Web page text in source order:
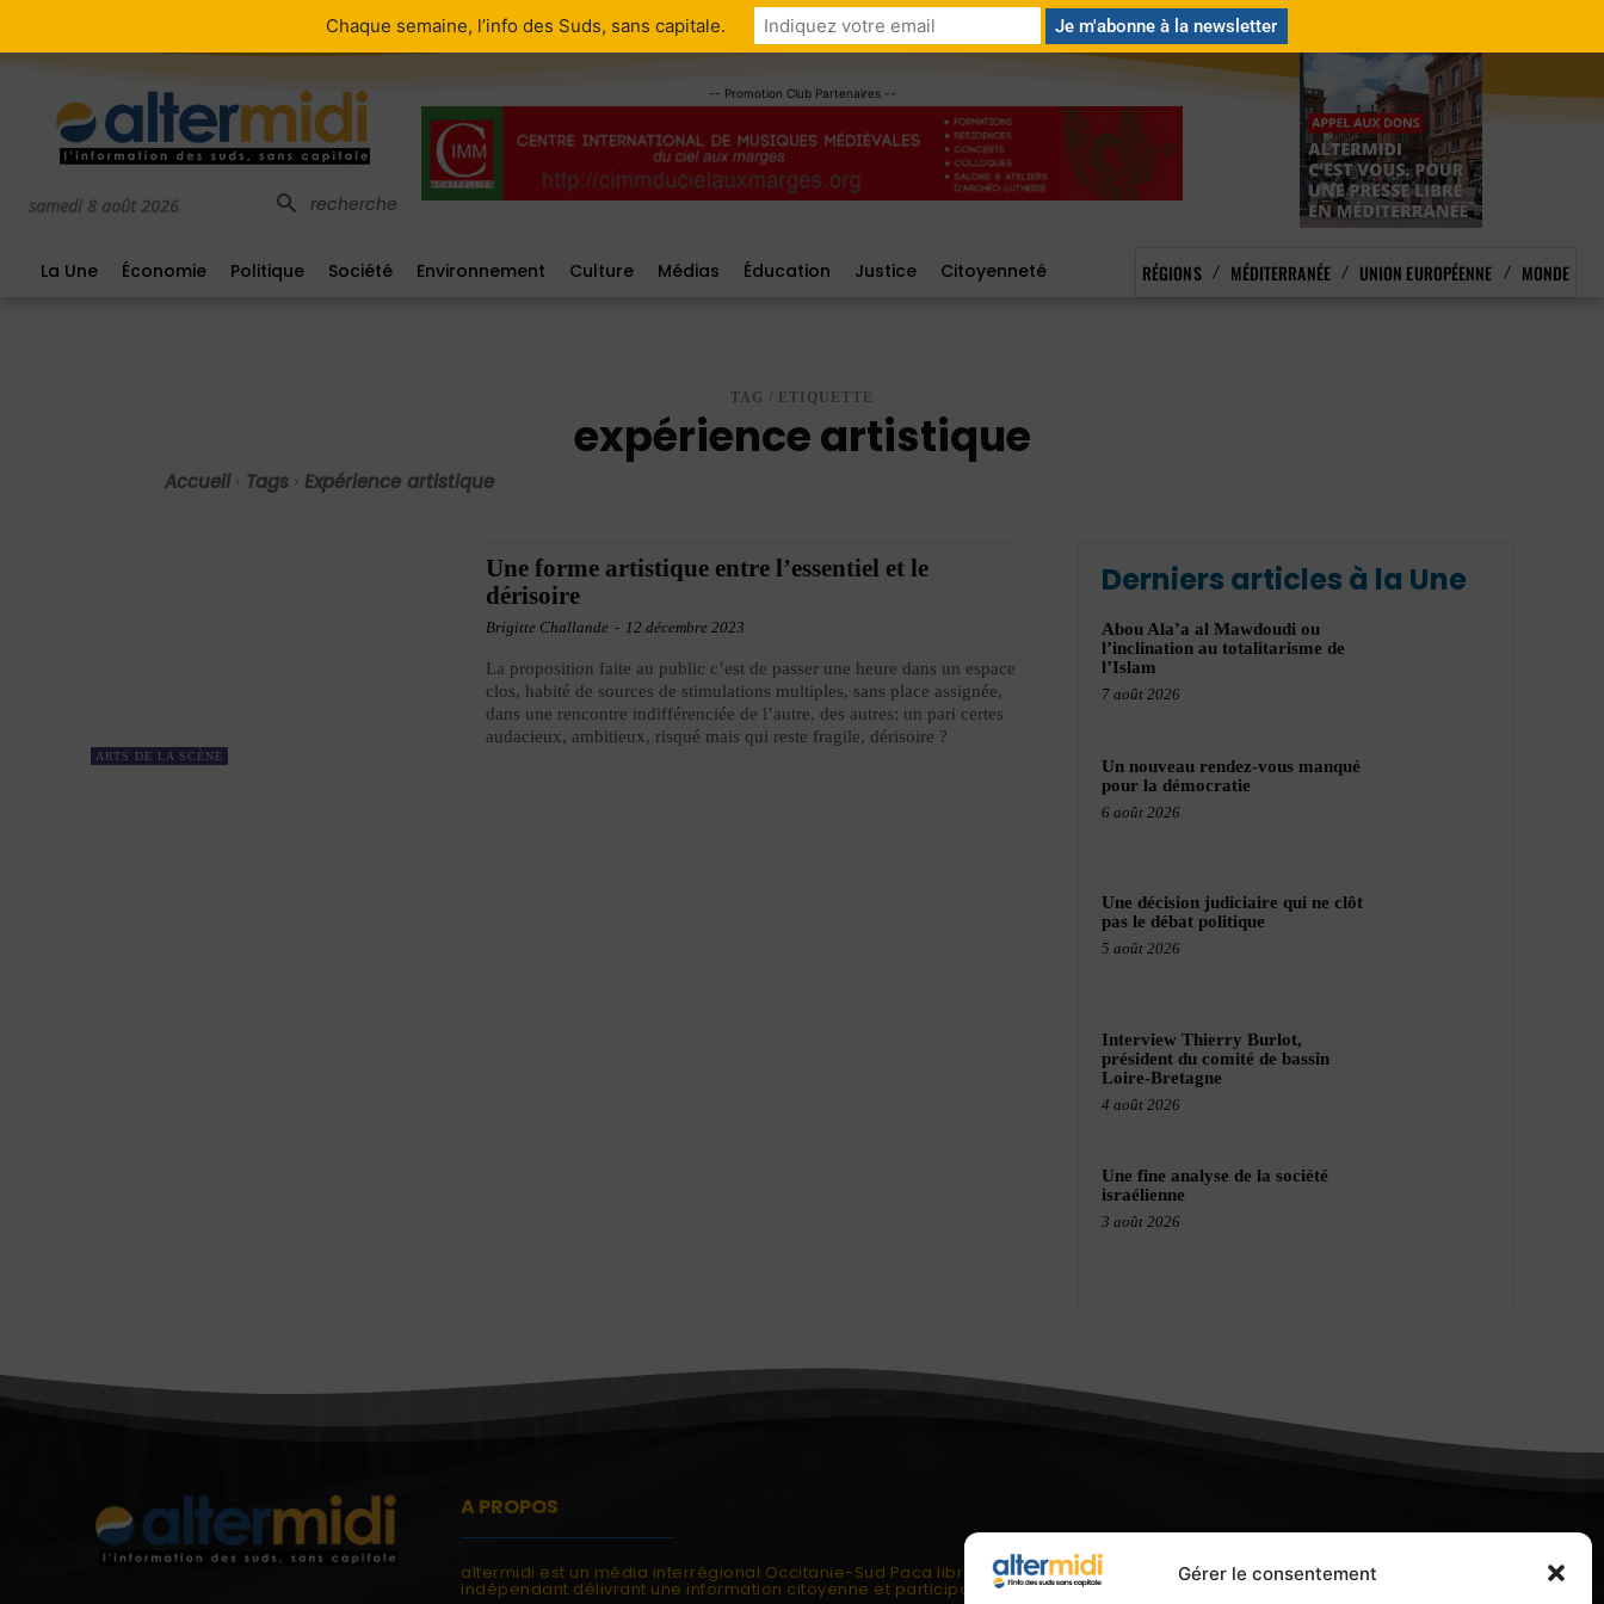
Gérer le consentement
ME CONNECTER/ M'ENREGISTRER
samedi 8 août 2026 recherche
-- Promotion Club Partenaires --
La Une Économie Politique Société Environnement Culture Médias Éducation Justice Citoyenneté RÉGIONS MÉDITERRANÉE UNION EUROPÉENNE MONDE
TAG / ETIQUETTE
expérience artistique
Accueil Tags Expérience artistique
ARTS DE LA SCÈNE
Une forme artistique entre l’essentiel et le
dérisoire
Brigitte Challande - 12 décembre 2023
La proposition faite au public c’est de passer une heure dans un espace
clos, habité de sources de stimulations multiples, sans place assignée,
dans une rencontre indifférenciée de l’autre, des autres: un pari certes
audacieux, ambitieux, risqué mais qui reste fragile, dérisoire ?
Derniers articles à la Une
Abou Ala’a al Mawdoudi ou
l’inclination au totalitarisme de
l’Islam
7 août 2026
Un nouveau rendez-vous manqué
pour la démocratie
6 août 2026
Une décision judiciaire qui ne clôt
pas le débat politique
5 août 2026
Interview Thierry Burlot,
président du comité de bassin
Loire-Bretagne
4 août 2026
Une fine analyse de la société
israélienne
3 août 2026
A PROPOS
altermidi est un média interrégional Occitanie-Sud Paca libre et
indépendant délivrant une information citoyenne et participative.
Chaque semaine, l’info des Suds, sans capitale.